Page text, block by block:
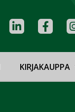
KIRJAKAUPPA